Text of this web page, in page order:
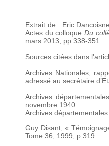
Extrait de : Eric
Actes du colloqueDu
mars 2013, pp.338-351.
Sources citées dans
Archives Nationales,
adressé au secrétaire
Archives
novembre 1940.
Archives
Guy Disant, «
Tome 36, 1999, p 319